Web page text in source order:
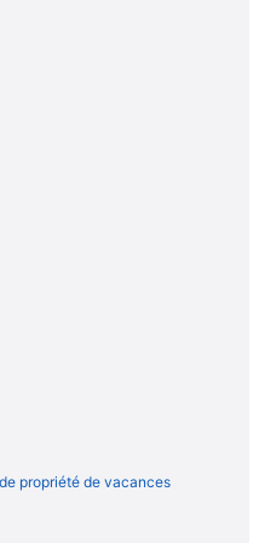
Hatley
à proximité
à proximité
propriété de vacances